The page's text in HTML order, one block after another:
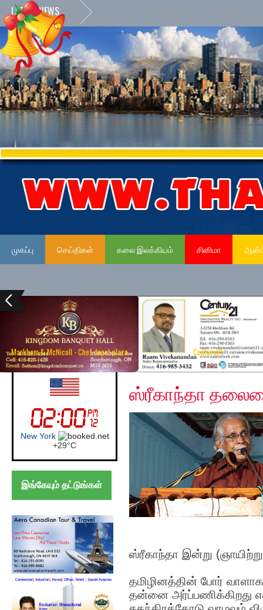
LATEST NEWS
முகப்பு செய்திகள் கலை இலக்கியம் சினிமா
Markham & McNicoll - Chef depot plaza Century21
UK (London)
London
+22°C
இங்கேயும் தட்டுங்கள்
Monday, December
ஸ்ரீகாந்தா
ஸ்ரீகாந்தா இன்று
தமிழினத்தின் போர்
தன்னை அர்ப்பணிக்கிறது